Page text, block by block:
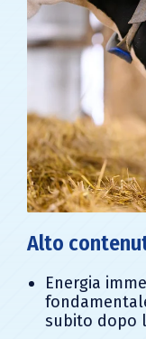
Alto
Energia
subito dopo